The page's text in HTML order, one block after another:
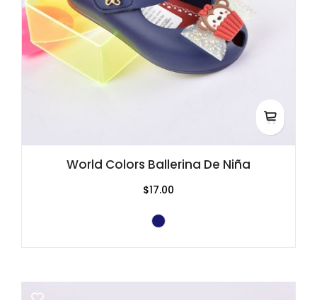
World Colors Ballerina De Niña
$17.00